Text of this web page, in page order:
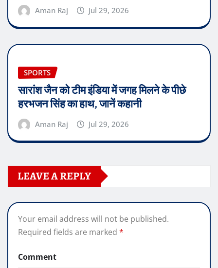
Aman Raj Jul 29, 2026
SPORTS
सारांश जैन को टीम इंडिया में जगह मिलने के पीछे
हरभजन सिंह का हाथ, जानें कहानी
Aman Raj Jul 29, 2026
LEAVE A REPLY
Your email address will not be published.
Required fields are marked *
Comment